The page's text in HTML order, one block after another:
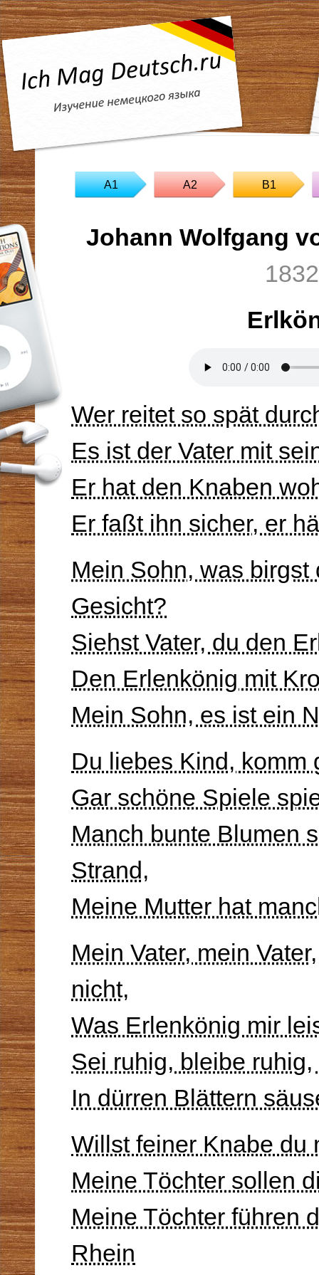
A1 A2 B1
Johann Wolfgang
Wer reitet so spät
Es ist der Vater mit
Er hat den Knaben
Er faßt ihn sicher, er
Mein Sohn, was birgst
Gesicht?
Siehst Vater, du den
Den Erlenkönig mit
Mein Sohn, es ist ein
Du liebes Kind, komm
Gar schöne Spiele
Manch bunte Blumen
Strand,
Meine Mutter hat
Mein Vater, mein
nicht,
Was Erlenkönig mir
Sei ruhig, bleibe
In dürren Blättern
Willst feiner Knabe du
Meine Töchter sollen
Meine Töchter führen
Rhein